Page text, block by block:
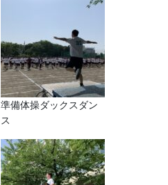
準備体操ダックスダン
ス